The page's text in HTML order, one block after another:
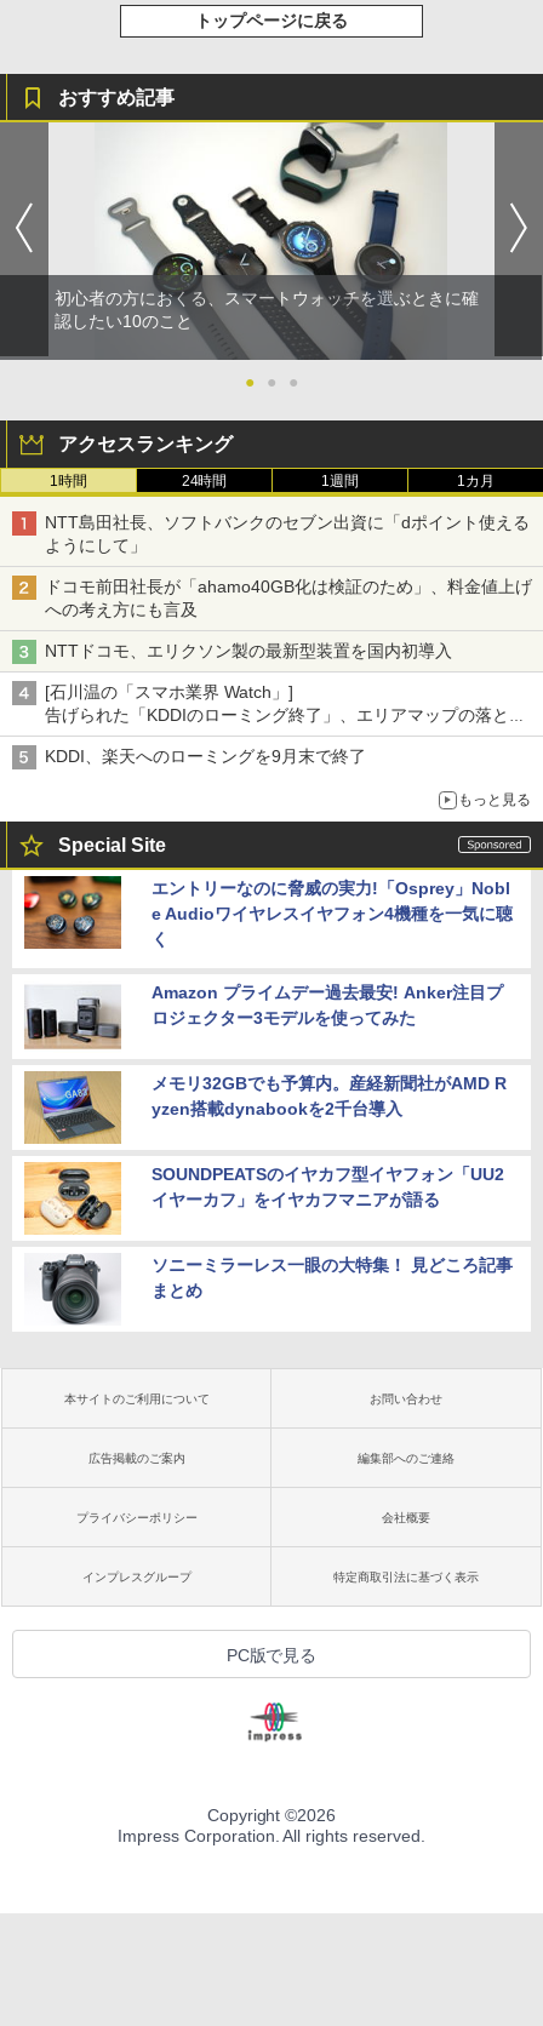
トップページに戻る
おすすめ記事
初心者の方におくる、スマートウォッチを選ぶときに確
認したい10のこと
● ● ●
アクセスランキング
1時間 24時間 1週間 1カ月
NTT島田社長、ソフトバンクのセブン出資に「dポイント使える
ようにして」
ドコモ前田社長が「ahamo40GB化は検証のため」、料金値上げ
への考え方にも言及
NTTドコモ、エリクソン製の最新型装置を国内初導入
[石川温の「スマホ業界 Watch」]
告げられた「KDDIのローミング終了」、エリアマップの落とし
穴と楽天モバイルの課題
KDDI、楽天へのローミングを9月末で終了
もっと見る
Special Site
エントリーなのに脅威の実力!「Osprey」Nobl
e Audioワイヤレスイヤフォン4機種を一気に聴
く
Amazon プライムデー過去最安! Anker注目プ
ロジェクター3モデルを使ってみた
メモリ32GBでも予算内。産経新聞社がAMD R
yzen搭載dynabookを2千台導入
SOUNDPEATSのイヤカフ型イヤフォン「UU2
イヤーカフ」をイヤカフマニアが語る
ソニーミラーレス一眼の大特集！ 見どころ記事
まとめ
本サイトのご利用について お問い合わせ
広告掲載のご案内 編集部へのご連絡
プライバシーポリシー 会社概要
インプレスグループ 特定商取引法に基づく表示
PC版で見る
Copyright ©2026
Impress Corporation. All rights reserved.